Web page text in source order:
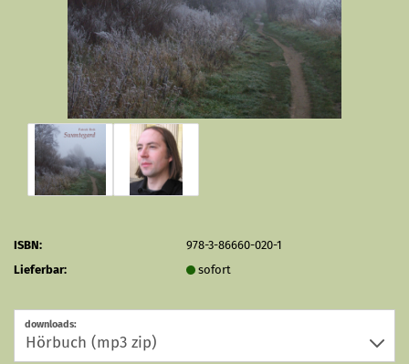
ISBN:
978-3-86660-020-1
Lieferbar:
sofort
downloads: